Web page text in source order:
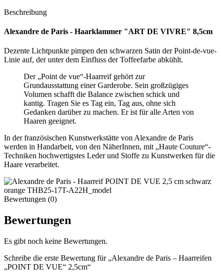
Beschreibung
Alexandre de Paris - Haarklammer "ART DE VIVRE" 8,5cm
Dezente Lichtpunkte pimpen den schwarzen Satin der Point-de-vue-
Linie auf, der unter dem Einfluss der Toffeefarbe abkühlt.
Der „Point de vue“-Haarreif gehört zur
Grundausstattung einer Garderobe. Sein großzügiges
Volumen schafft die Balance zwischen schick und
kantig. Tragen Sie es Tag ein, Tag aus, ohne sich
Gedanken darüber zu machen. Er ist für alle Arten von
Haaren geeignet.
In der französischen Kunstwerkstätte von Alexandre de Paris
werden in Handarbeit, von den NäherInnen, mit „Haute Couture“-
Techniken hochwertigstes Leder und Stoffe zu Kunstwerken für die
Haare verarbeitet.
Bewertungen (0)
Bewertungen
Es gibt noch keine Bewertungen.
Schreibe die erste Bewertung für „Alexandre de Paris – Haarreifen
„POINT DE VUE“ 2,5cm“